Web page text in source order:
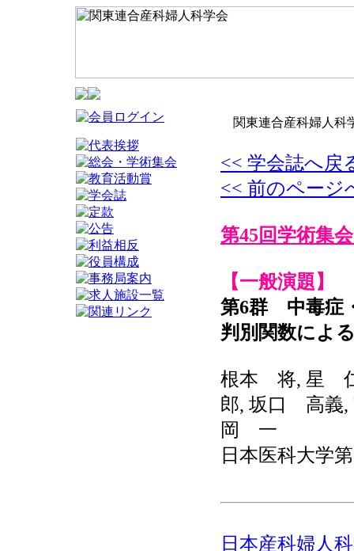
関東連合産科婦人科
<< 学会誌へ戻
<< 前のページ
第45回学術集会
【一般演題】
第6群 中毒症
判別関数によ
根本 将, 星
郎, 坂口 高義
岡 一
日本医科大学
日本産科婦人